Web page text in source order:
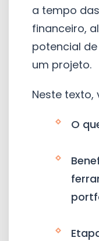
a tempo
financeiro,
potencial
um projeto.
Neste texto,
O